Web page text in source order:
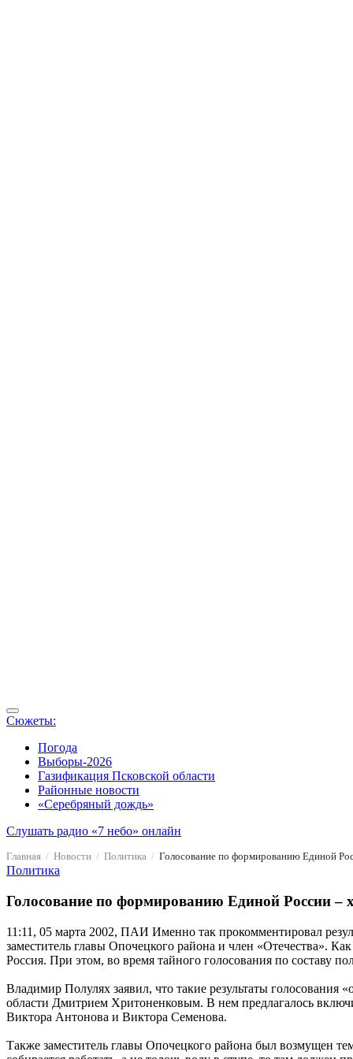
Сюжеты:
Погода
Выборы-2026
Газификация Псковской области
Районные новости
«Серебряный дождь»
Слушать радио «7 небо» онлайн
Главная Новости Политика Голосование по формированию Единой
Политика
Голосование по формированию Единой России –
11:11, 05 марта 2002, ПАИ Именно так прокомментировал
заместитель главы Опочецкого района и член «Отечества».
Россия. При этом, во время тайного голосования по составу
Владимир Полулях заявил, что такие результаты
области Дмитрием Хритоненковым. В нем предлагалось
Виктора Антонова и Виктора Семенова.
Также заместитель главы Опочецкого района был возмущен